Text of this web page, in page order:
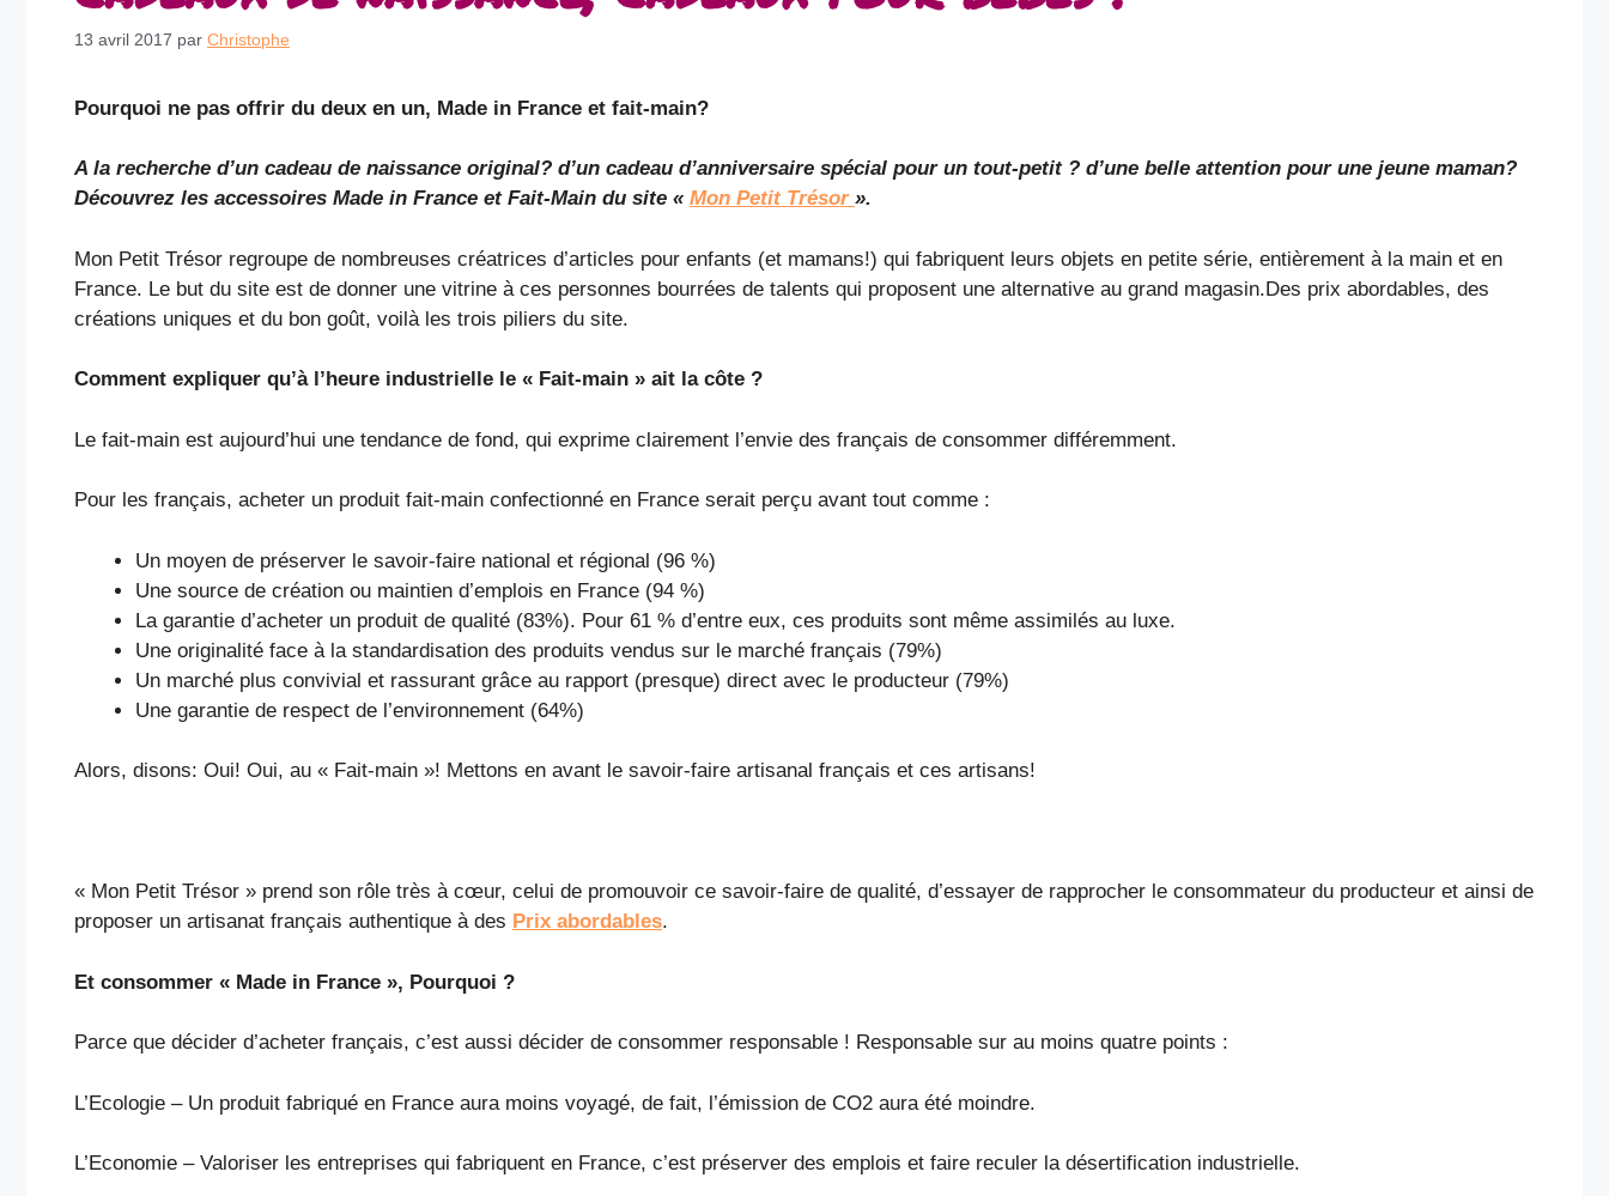
13 avril 2017 par Christophe
Pourquoi ne pas offrir du deux en un, Made in France et fait-main?
A la recherche d’un cadeau de naissance original? d’un cadeau d’anniversaire spécial pour un tout-petit ? d’une belle attention pour une jeune maman?
Découvrez les accessoires Made in France et Fait-Main du site « Mon Petit Trésor ».
Mon Petit Trésor regroupe de nombreuses créatrices d’articles pour enfants (et mamans!) qui fabriquent leurs objets en petite série, entièrement à la main et en
France. Le but du site est de donner une vitrine à ces personnes bourrées de talents qui proposent une alternative au grand magasin.Des prix abordables, des
créations uniques et du bon goût, voilà les trois piliers du site.
Comment expliquer qu’à l’heure industrielle le « Fait-main » ait la côte ?
Le fait-main est aujourd’hui une tendance de fond, qui exprime clairement l’envie des français de consommer différemment.
Pour les français, acheter un produit fait-main confectionné en France serait perçu avant tout comme :
Un moyen de préserver le savoir-faire national et régional (96 %)
Une source de création ou maintien d’emplois en France (94 %)
La garantie d’acheter un produit de qualité (83%). Pour 61 % d’entre eux, ces produits sont même assimilés au luxe.
Une originalité face à la standardisation des produits vendus sur le marché français (79%)
Un marché plus convivial et rassurant grâce au rapport (presque) direct avec le producteur (79%)
Une garantie de respect de l’environnement (64%)
Alors, disons: Oui! Oui, au « Fait-main »! Mettons en avant le savoir-faire artisanal français et ces artisans!
« Mon Petit Trésor » prend son rôle très à cœur, celui de promouvoir ce savoir-faire de qualité, d’essayer de rapprocher le consommateur du producteur et ainsi de
proposer un artisanat français authentique à des Prix abordables.
Et consommer « Made in France », Pourquoi ?
Parce que décider d’acheter français, c’est aussi décider de consommer responsable ! Responsable sur au moins quatre points :
L’Ecologie – Un produit fabriqué en France aura moins voyagé, de fait, l’émission de CO2 aura été moindre.
L’Economie – Valoriser les entreprises qui fabriquent en France, c’est préserver des emplois et faire reculer la désertification industrielle.